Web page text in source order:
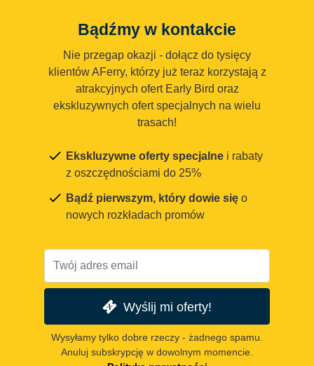
Bądźmy w kontakcie
Nie przegap okazji - dołącz do tysięcy
klientów AFerry, którzy już teraz korzystają z
atrakcyjnych ofert Early Bird oraz
ekskluzywnych ofert specjalnych na wielu
trasach!
Ekskluzywne oferty specjalne i rabaty
z oszczędnościami do 25%
Bądź pierwszym, który dowie się o
nowych rozkładach promów
Wyślij mi oferty!
Wysyłamy tylko dobre rzeczy - żadnego spamu.
Anuluj subskrypcję w dowolnym momencie.